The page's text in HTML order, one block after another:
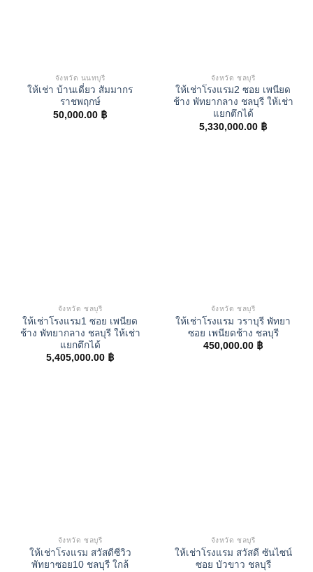
จังหวัด นนทบุรี
ให้เช่า บ้านเดี่ยว สัมมากร
ราชพฤกษ์
50,000.00 ฿
จังหวัด ชลบุรี
ให้เช่าโรงแรม2 ซอย เพนียด
ช้าง พัทยากลาง ชลบุรี ให้เช่า
แยกตึกได้
5,330,000.00 ฿
จังหวัด ชลบุรี
ให้เช่าโรงแรม1 ซอย เพนียด
ช้าง พัทยากลาง ชลบุรี ให้เช่า
แยกตึกได้
5,405,000.00 ฿
จังหวัด ชลบุรี
ให้เช่าโรงแรม วราบุรี พัทยา
ซอย เพนียดช้าง ชลบุรี
450,000.00 ฿
จังหวัด ชลบุรี
ให้เช่าโรงแรม สวัสดีซีวิว
พัทยาซอย10 ชลบุรี ใกล้
จังหวัด ชลบุรี
ให้เช่าโรงแรม สวัสดี ซันไซน์
ซอย บัวขาว ชลบุรี